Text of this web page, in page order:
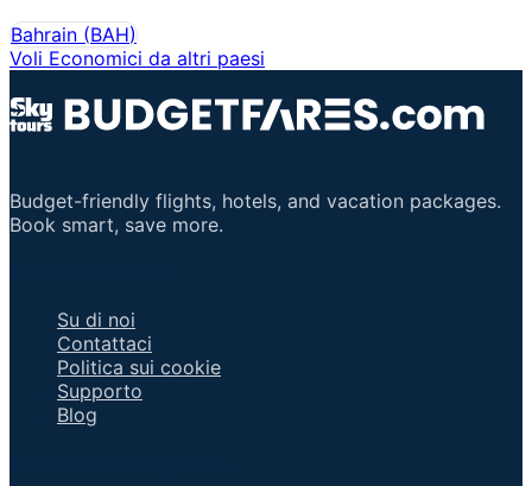
Bahrain (BAH)
Voli Economici da altri paesi
Budget-friendly flights, hotels, and vacation packages.
Book smart, save more.
Su di noi
Contattaci
Politica sui cookie
Supporto
Blog